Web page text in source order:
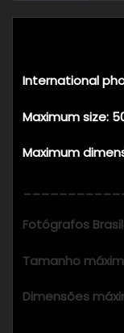
International
Maximum size:
Maximum
Fotógrafos
Tamanho
Dimensões